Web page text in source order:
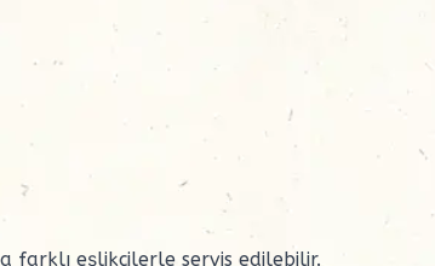
farklı eşlikçilerle servis edilebilir.